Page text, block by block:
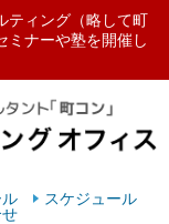
ティング（略して町
ミナーや塾を開催し
学ぶなら
スケジュール